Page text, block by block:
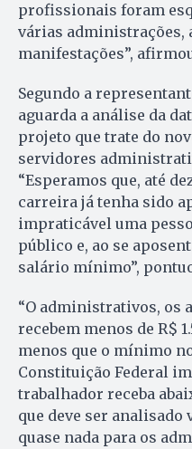
profissionais foram
várias administrações,
manifestações”,
Segundo a
aguarda a análise da
projeto que trate do
servidores
“Esperamos que, até
carreira já tenha sido
impraticável uma
público e, ao se
salário mínimo”,
“O administrativos, os
recebem menos de R$
menos que o mínimo
Constituição Federal
trabalhador receba
que deve ser
quase nada para os